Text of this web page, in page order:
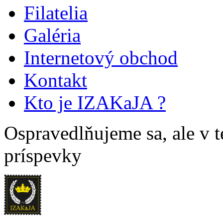
Filatelia
Galéria
Internetový obchod
Kontakt
Kto je IZAKaJA ?
Ospravedlňujeme sa, ale
príspevky